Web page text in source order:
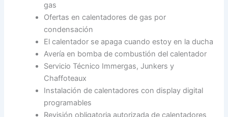
gas
Ofertas en calentadores de gas por
condensación
El calentador se apaga cuando estoy en la ducha
Avería en bomba de combustión del calentador
Servicio Técnico Immergas, Junkers y
Chaffoteaux
Instalación de calentadores con display digital
programables
Revisión obligatoria autorizada de calentadores